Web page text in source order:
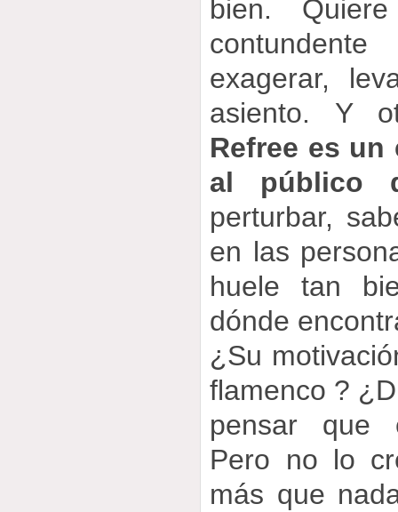
bien.
exagerar,
asiento. Y
Refree es un
al público
perturbar,
en las
huele tan
dónde
¿Su
flamenco ?
pensar que
Pero no lo
más que